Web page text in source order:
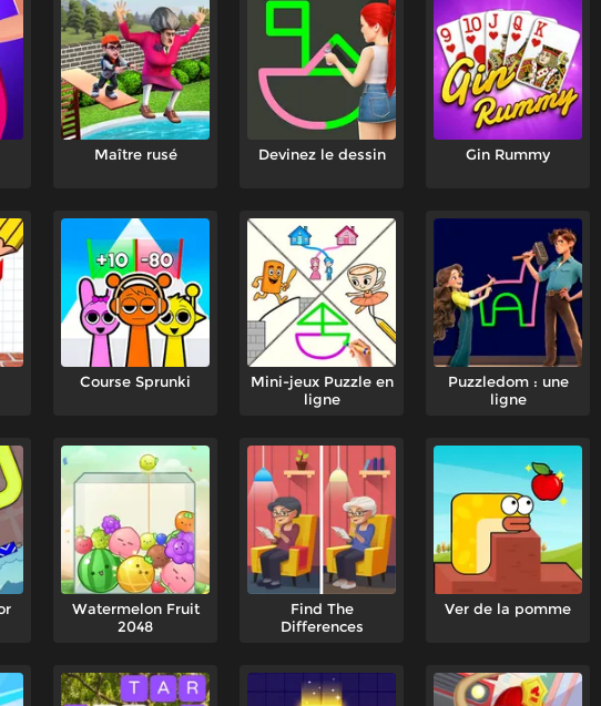
Maître rusé Devinez le dessin Gin Rummy
Course Sprunki
Mini-jeux Puzzle en
ligne
Puzzledom : une
ligne
Watermelon Fruit
2048
Find The
Differences
Ver de la pomme